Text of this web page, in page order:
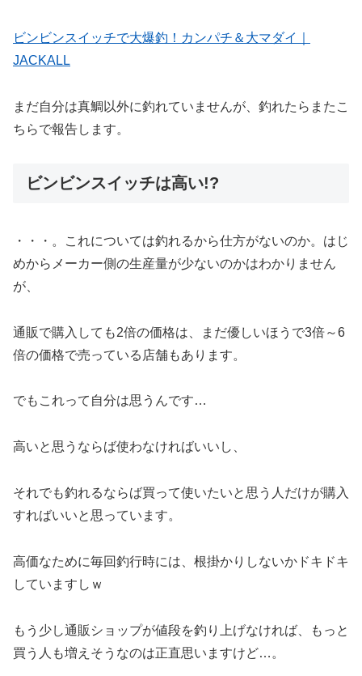
ビンビンスイッチで大爆釣！カンパチ＆大マダイ｜
JACKALL
まだ自分は真鯛以外に釣れていませんが、釣れたらまたこ
ちらで報告します。
ビンビンスイッチは高い!?
・・・。これについては釣れるから仕方がないのか。はじ
めからメーカー側の生産量が少ないのかはわかりません
が、
通販で購入しても2倍の価格は、まだ優しいほうで3倍～6
倍の価格で売っている店舗もあります。
でもこれって自分は思うんです…
高いと思うならば使わなければいいし、
それでも釣れるならば買って使いたいと思う人だけが購入
すればいいと思っています。
高価なために毎回釣行時には、根掛かりしないかドキドキ
していますしｗ
もう少し通販ショップが値段を釣り上げなければ、もっと
買う人も増えそうなのは正直思いますけど…。